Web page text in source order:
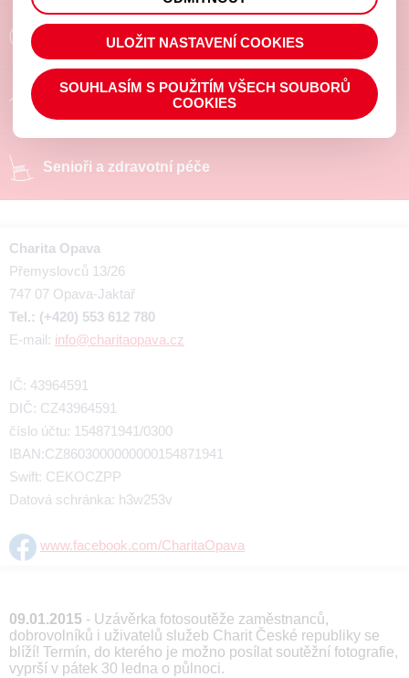
Poradíme a pomůžeme
Chráněné pracoviště
Senioři a zdravotní péče
Charita Opava
Přemyslovců 13/26
747 07 Opava-Jaktař
Tel.: (+420) 553 612 780
E-mail: info@charitaopava.cz
IČ: 43964591
DIČ: CZ43964591
číslo účtu: 154871941/0300
IBAN:CZ8603000000000154871941
Swift: CEKOCZPP
Datová schránka: h3w253v
www.facebook.com/CharitaOpava
09.01.2015 - Uzávěrka fotosoutěže zaměstnanců,
dobrovolníků i uživatelů služeb Charit České republiky se
blíží! Termín, do kterého je možno posílat soutěžní fotografie,
vyprší v pátek 30 ledna o půlnoci.
prohlížené zboží apod.
ULOŽIT NASTAVENÍ COOKIES
SOUHLASÍM S POUŽITÍM VŠECH SOUBORŮ
COOKIES